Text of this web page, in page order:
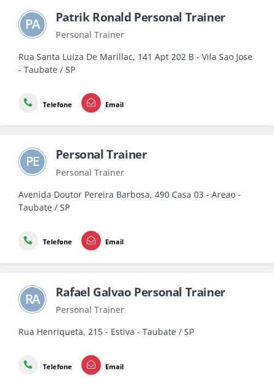
PA Patrik Ronald Personal Trainer
Personal Trainer
Rua Santa Luiza De Marillac, 141 Apt 202 B - Vila Sao Jose
- Taubate / SP
Telefone Email
PE Personal Trainer
Personal Trainer
Avenida Doutor Pereira Barbosa, 490 Casa 03 - Areao -
Taubate / SP
Telefone Email
RA Rafael Galvao Personal Trainer
Personal Trainer
Rua Henriqueta, 215 - Estiva - Taubate / SP
Telefone Email